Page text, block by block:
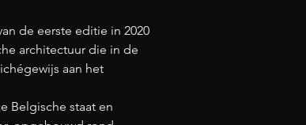
de eerste editie in 2020
architectuur die in de
aan het
Belgische staat en